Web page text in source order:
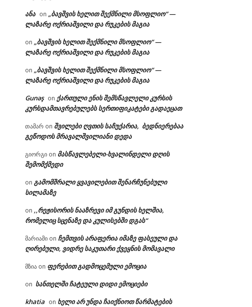
ანა on „ბავშვის ხელით შექმნილი მსოფლიო“ —
ლაზარე ოქრიაშვილი და რუკების მაგია
on „ბავშვის ხელით შექმნილი მსოფლიო“ —
ლაზარე ოქრიაშვილი და რუკების მაგია
on „ბავშვის ხელით შექმნილი მსოფლიო“ —
ლაზარე ოქრიაშვილი და რუკების მაგია
Gunəş on ქართული ენის შემსწავლელი კურსის
კურსდამთავრებულებს სერთიფიკატები გადაეცათ
თამარ on შვილები ღვთის საჩუქარია, ბედნიერებაა
გეწოდოს მრავალშვილიანი დედა
გიორგი on მასწავლებელი-ხვალინდელი დღის
შემომქმედი
on გამომშრალი ყვავილებით შენარჩუნებული
სილამაზე
on ,,რეჟისორის ნააზრევი იმ გუნდის ხელშია,
რომელიც სცენაზე და კულისებში დგას“
მარიამი on ჩემთვის არაფერია იმაზე ფასეული და
ღირებული, ვიდრე საკუთარი ქვეყნის მომავალი
მზია on ფერებით გადმოცემული ემოცია
on სანთელში ჩატეული დიდი ემოციები
khatia on ხელი არ უნდა ჩაიქნიოთ წარმატების